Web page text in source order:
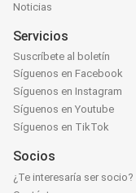
Noticias
Servicios
Suscríbete al boletín
Síguenos en Facebook
Síguenos en Instagram
Síguenos en Youtube
Síguenos en TikTok
Socios
¿Te interesaría ser socio?